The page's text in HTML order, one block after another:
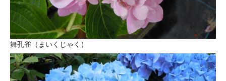
舞孔雀（まいくじゃく）